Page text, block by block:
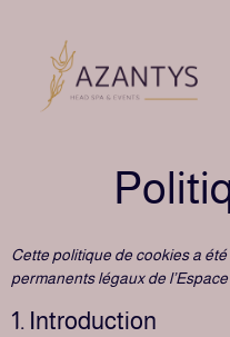
Cette politique de cookies a
permanents légaux de
1. Introduction